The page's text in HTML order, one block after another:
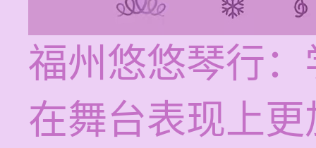
福州悠悠琴行
在舞台表现上